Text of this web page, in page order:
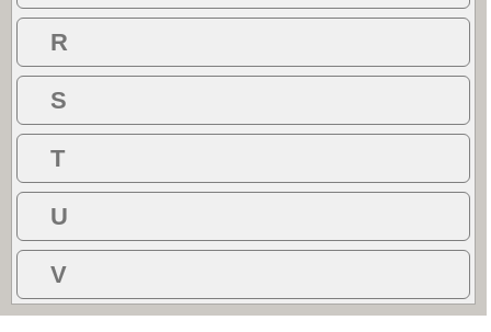
R
S
T
U
V